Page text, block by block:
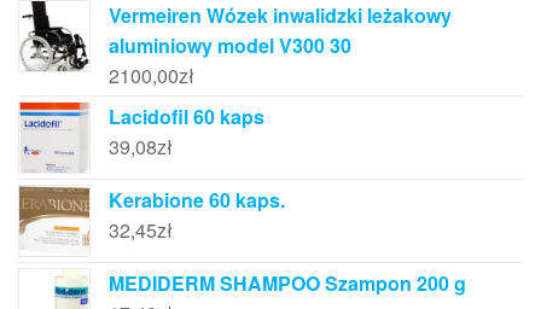
Vermeiren Wózek inwalidzki leżakowy
aluminiowy model V300 30
2100,00zł
Lacidofil 60 kaps
39,08zł
Kerabione 60 kaps.
32,45zł
MEDIDERM SHAMPOO Szampon 200 g